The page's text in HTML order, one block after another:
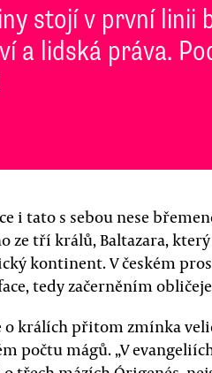
stojí v první linii
a lidská práva.
i tato s sebou nese
ze tří králů, Baltazara,
kontinent. V českém
tedy začerněním
o králích přitom zmínka
počtu mágů. „V